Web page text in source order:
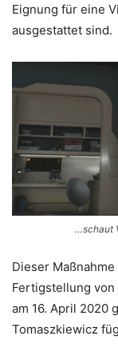
Eignung für eine
ausgestattet sind.
…schaut
Dieser
Fertigstellung
am 16. April 2020
Tomaszkiewicz